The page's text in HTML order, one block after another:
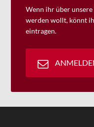
Wenn ihr über
werden wollt, könnt
eintragen.